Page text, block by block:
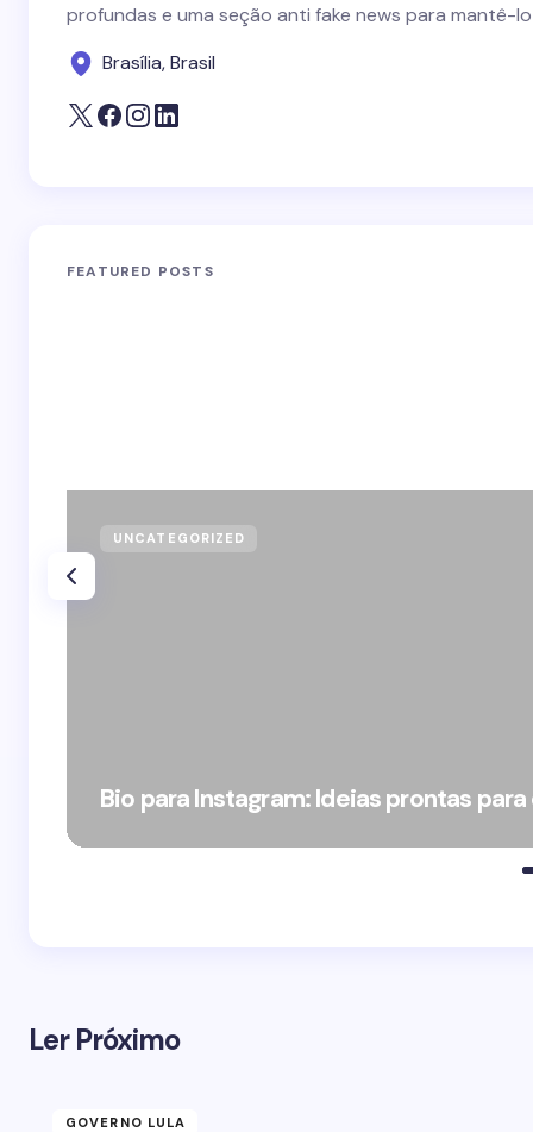
profundas e uma seção anti fake news para mantê-
Brasília, Brasil
FEATURED POSTS
UNCATEGORIZED
Bio para Instagram: Ideias prontas
Ler Próximo
GOVERNO LULA